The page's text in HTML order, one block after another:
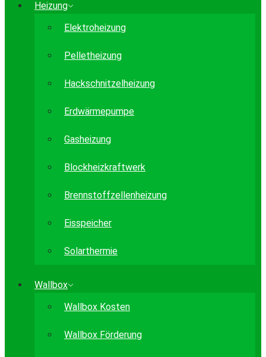
Heizung
Elektroheizung
Pelletheizung
Hackschnitzelheizung
Erdwärmepumpe
Gasheizung
Blockheizkraftwerk
Brennstoffzellenheizung
Eisspeicher
Solarthermie
Wallbox
Wallbox Kosten
Wallbox Förderung